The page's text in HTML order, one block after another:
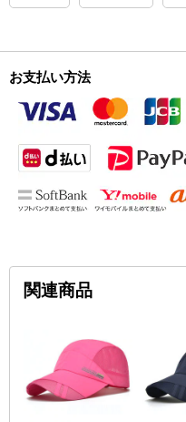
お支払い方法
関連商品